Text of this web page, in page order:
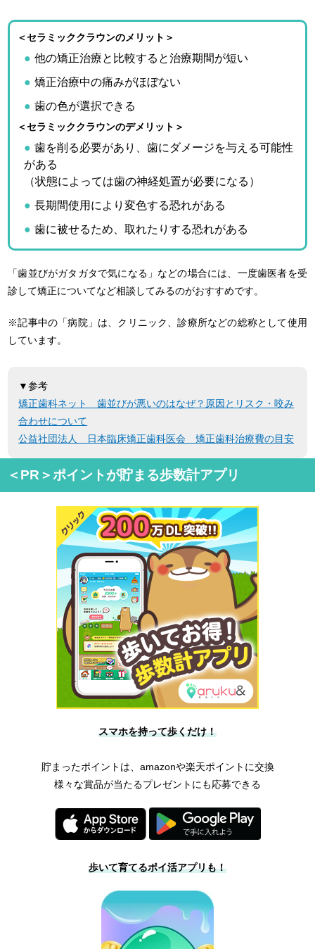
＜セラミッククラウンのメリット＞
他の矯正治療と比較すると治療期間が短い
矯正治療中の痛みがほぼない
歯の色が選択できる
＜セラミッククラウンのデメリット＞
歯を削る必要があり、歯にダメージを与える可能性
がある
（状態によっては歯の神経処置が必要になる）
長期間使用により変色する恐れがある
歯に被せるため、取れたりする恐れがある
「歯並びがガタガタで気になる」などの場合には、一度歯医者を受
診して矯正についてなど相談してみるのがおすすめです。
※記事中の「病院」は、クリニック、診療所などの総称として使用
しています。
▼参考
矯正歯科ネット 歯並びが悪いのはなぜ？原因とリスク・咬み
合わせについて
公益社団法人 日本臨床矯正歯科医会 矯正歯科治療費の目安
＜PR＞ポイントが貯まる歩数計アプリ
スマホを持って歩くだけ！
貯まったポイントは、amazonや楽天ポイントに交換
様々な賞品が当たるプレゼントにも応募できる
歩いて育てるポイ活アプリも！